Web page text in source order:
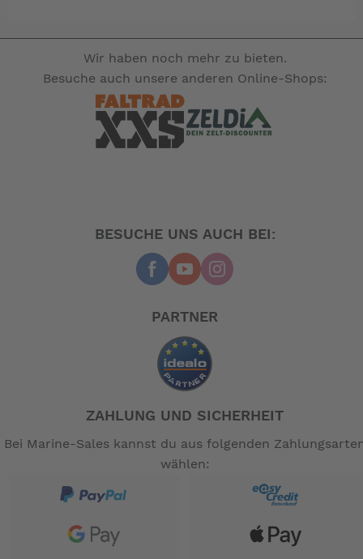
Wir haben noch mehr zu bieten.
Besuche auch unsere anderen Online-Shops:
BESUCHE UNS AUCH BEI:
PARTNER
ZAHLUNG UND SICHERHEIT
Bei Marine-Sales kannst du aus folgenden
wählen: